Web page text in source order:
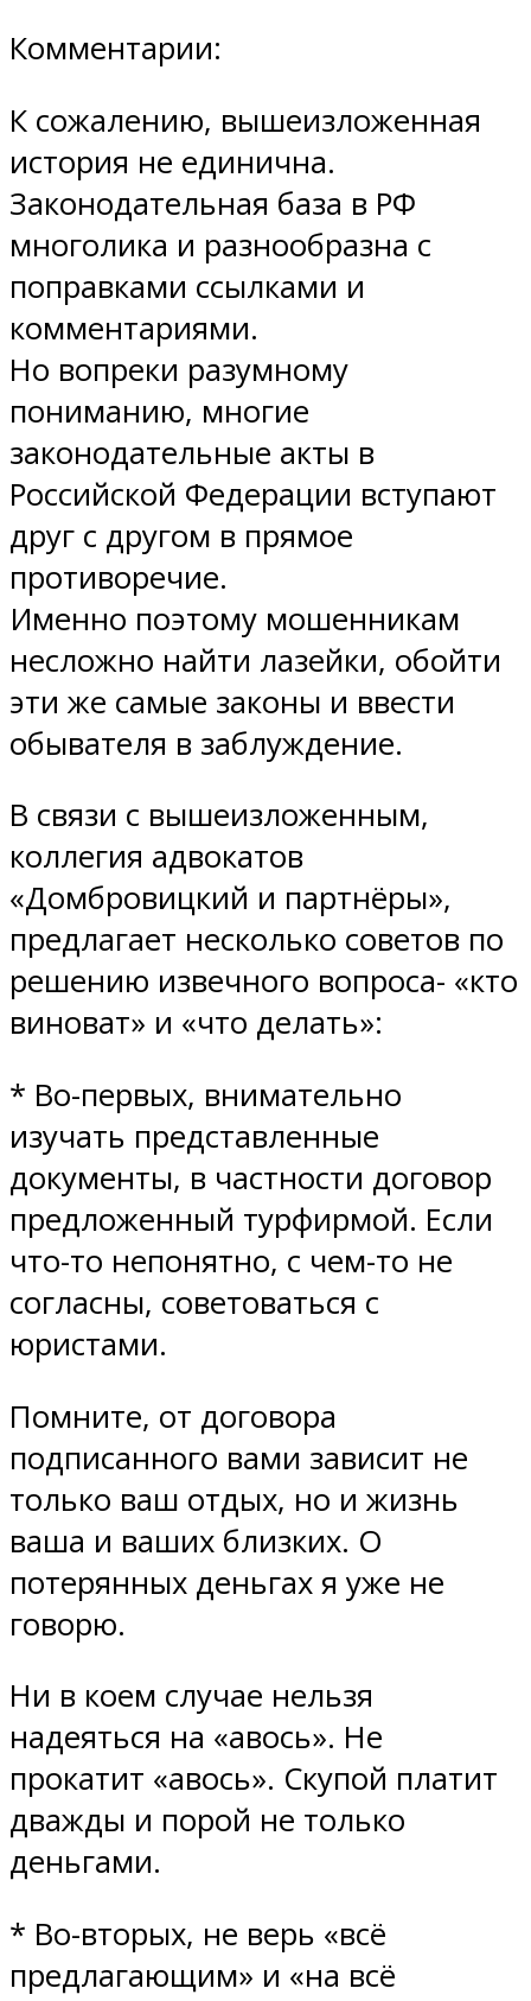
Комментарии:
К сожалению, вышеизложенная
история не единична.
Законодательная база в РФ
многолика и разнообразна с
поправками ссылками и
комментариями.
Но вопреки разумному
пониманию, многие
законодательные акты в
Российской Федерации вступают
друг с другом в прямое
противоречие.
Именно поэтому мошенникам
несложно найти лазейки, обойти
эти же самые законы и ввести
обывателя в заблуждение.
В связи с вышеизложенным,
коллегия адвокатов
«Домбровицкий и партнёры»,
предлагает несколько советов по
решению извечного вопроса- «кто
виноват» и «что делать»:
* Во-первых, внимательно
изучать представленные
документы, в частности договор
предложенный турфирмой. Если
что-то непонятно, с чем-то не
согласны, советоваться с
юристами.
Помните, от договора
подписанного вами зависит не
только ваш отдых, но и жизнь
ваша и ваших близких. О
потерянных деньгах я уже не
говорю.
Ни в коем случае нельзя
надеяться на «авось». Не
прокатит «авось». Скупой платит
дважды и порой не только
деньгами.
* Во-вторых, не верь «всё
предлагающим» и «на всё